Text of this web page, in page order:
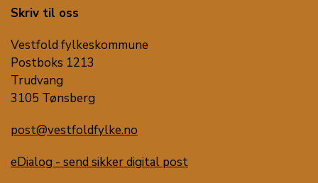
Skriv til oss
Vestfold fylkeskommune
Postboks 1213
Trudvang
3105 Tønsberg
post@vestfoldfylke.no
eDialog - send sikker digital post